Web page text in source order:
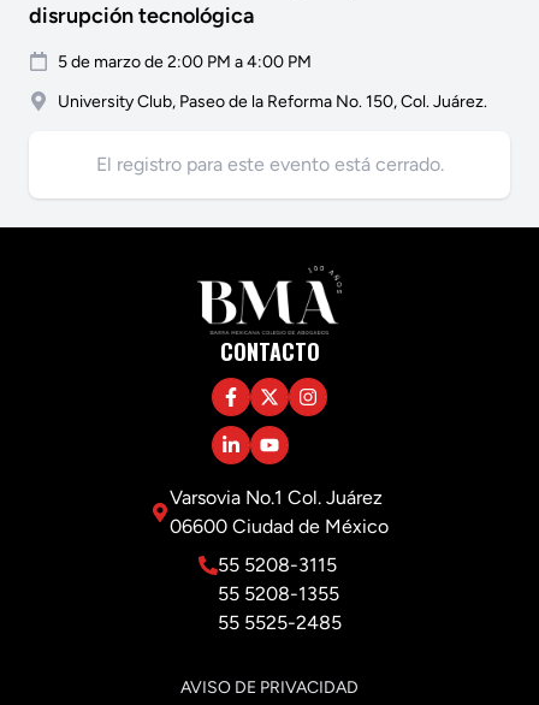
disrupción tecnológica
5 de marzo de 2:00 PM a 4:00 PM
University Club, Paseo de la Reforma No. 150, Col. Juárez.
El registro para este evento está cerrado.
CONTACTO
Varsovia No.1 Col. Juárez
06600 Ciudad de México
55 5208-3115
55 5208-1355
55 5525-2485
AVISO DE PRIVACIDAD